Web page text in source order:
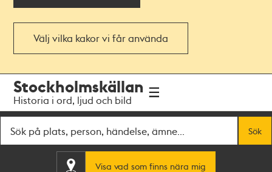
Välj vilka kakor vi får använda
navigationen
huvudinnehållet
Stockholmskällan
Historia i ord, ljud och bild
Sök
Visa vad som finns nära mig